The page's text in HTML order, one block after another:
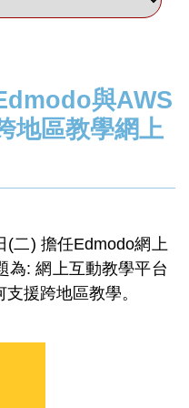
與AWS
地區教學網上
(二) 擔任Edmodo網上
為: 網上互動教學平台
援跨地區教學。